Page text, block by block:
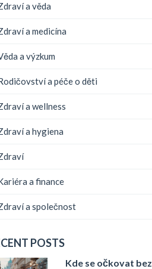
a věda
a medicína
a výzkum
a péče o děti
a wellness
a hygiena
a finance
a společnost
POSTS
Kde se očkovat